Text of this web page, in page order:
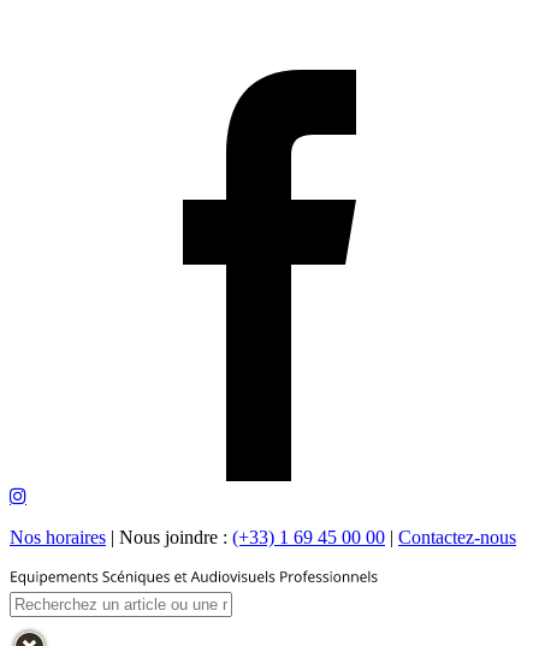
Nos horaires | Nous joindre : (+33) 1 69 45 00 00 | Contactez-nous